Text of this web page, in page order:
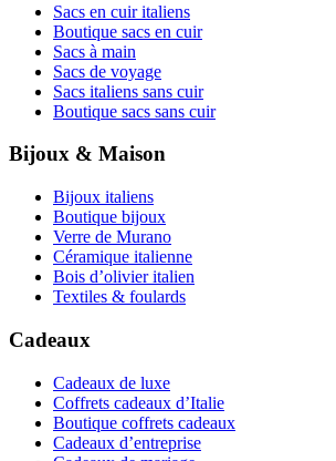
Sacs en cuir italiens
Boutique sacs en cuir
Sacs à main
Sacs de voyage
Sacs italiens sans cuir
Boutique sacs sans cuir
Bijoux & Maison
Bijoux italiens
Boutique bijoux
Verre de Murano
Céramique italienne
Bois d’olivier italien
Textiles & foulards
Cadeaux
Cadeaux de luxe
Coffrets cadeaux d’Italie
Boutique coffrets cadeaux
Cadeaux d’entreprise